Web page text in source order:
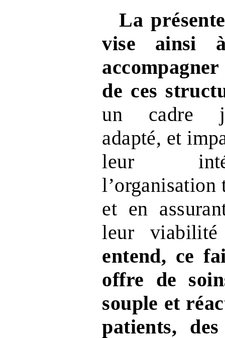
La
vise ainsi
de ces
un cadre
adapté, et
leur
et en
leur
entend, ce
offre de
souple et
patients,